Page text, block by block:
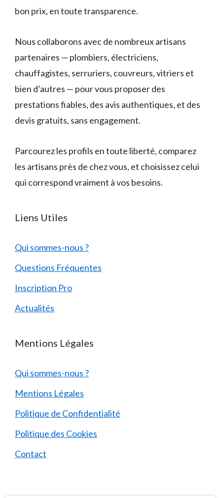
bon prix, en toute transparence.
Nous collaborons avec de nombreux artisans
partenaires — plombiers, électriciens,
chauffagistes, serruriers, couvreurs, vitriers et
bien d’autres — pour vous proposer des
prestations fiables, des avis authentiques, et des
devis gratuits, sans engagement.
Parcourez les profils en toute liberté, comparez
les artisans près de chez vous, et choisissez celui
qui correspond vraiment à vos besoins.
Liens Utiles
Qui sommes-nous ?
Questions Fréquentes
Inscription Pro
Actualités
Mentions Légales
Qui sommes-nous ?
Mentions Légales
Politique de Confidentialité
Politique des Cookies
Contact